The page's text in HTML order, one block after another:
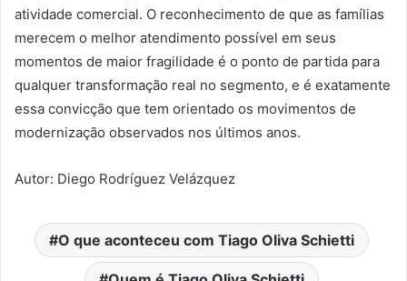
atividade comercial. O reconhecimento de que as famílias
merecem o melhor atendimento possível em seus
momentos de maior fragilidade é o ponto de partida para
qualquer transformação real no segmento, e é exatamente
essa convicção que tem orientado os movimentos de
modernização observados nos últimos anos.
Autor: Diego Rodríguez Velázquez
O que aconteceu com Tiago Oliva Schietti